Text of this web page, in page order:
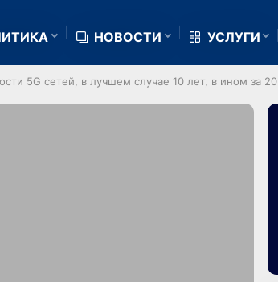
НОВОСТИ УСЛУГИ
5G сетей, в лучшем случае 10 лет, в ином за 20